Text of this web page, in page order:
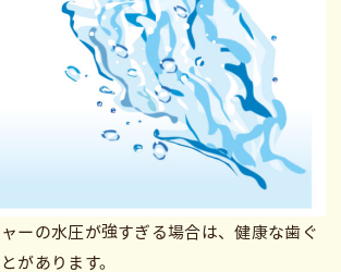
ーの水圧が強すぎる場合は、健康な歯ぐ
があります。